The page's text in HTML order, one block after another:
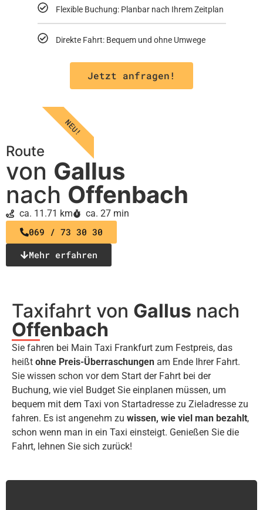
Route
von Gallus
nach Offenbach
ca. 11.71 km ca. 27 min
069 / 73 30 30
Mehr erfahren
Flexible Buchung: Planbar nach Ihrem Zeitplan
Direkte Fahrt: Bequem und ohne Umwege
Jetzt anfragen!
NEU!
Taxifahrt von Gallus nach
Offenbach
Sie fahren bei Main Taxi Frankfurt zum Festpreis, das
heißt ohne Preis-Überraschungen am Ende Ihrer Fahrt.
Sie wissen schon vor dem Start der Fahrt bei der
Buchung, wie viel Budget Sie einplanen müssen, um
bequem mit dem Taxi von Startadresse zu Zieladresse zu
fahren. Es ist angenehm zu wissen, wie viel man bezahlt,
schon wenn man in ein Taxi einsteigt. Genießen Sie die
Fahrt, lehnen Sie sich zurück!